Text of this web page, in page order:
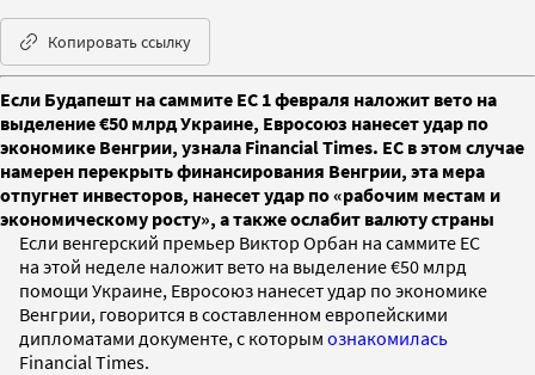
Копировать ссылку
Если Будапешт на саммите ЕС 1 февраля наложит вето на
выделение €50 млрд Украине, Евросоюз нанесет удар по
экономике Венгрии, узнала Financial Times. ЕС в этом случае
намерен перекрыть финансирования Венгрии, эта мера
отпугнет инвесторов, нанесет удар по «рабочим местам и
экономическому росту», а также ослабит валюту страны
Если венгерский премьер Виктор Орбан на саммите ЕС
на этой неделе наложит вето на выделение €50 млрд
помощи Украине, Евросоюз нанесет удар по экономике
Венгрии, говорится в составленном европейскими
дипломатами документе, с которым ознакомилась
Financial Times.